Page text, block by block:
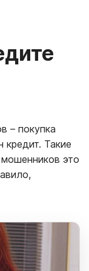
– покупка
кредит. Такие
это